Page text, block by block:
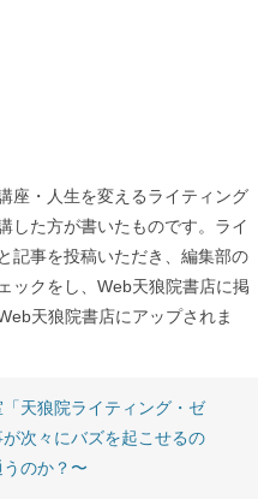
座・人生を変えるライティング
した方が書いたものです。ライ
記事を投稿いただき、編集部の
ックをし、Web天狼院書店に掲
天狼院書店にアップされま
天狼院ライティング・ゼ
次々にバズを起こせるの
のか？〜